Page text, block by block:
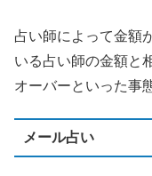
占い師によって金額
いる占い師の金額と
オーバーといった事
メール占い